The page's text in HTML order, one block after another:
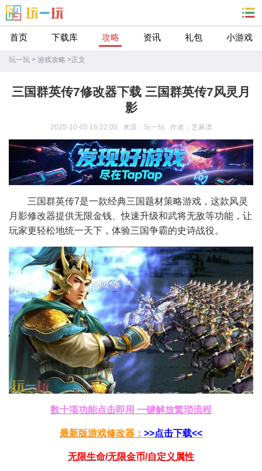
首页 下载库 攻略 资讯 礼包 小游戏
玩一玩 > 游戏攻略 >正文
三国群英传7修改器下载 三国群英传7风灵月
影
2025-10-05 16:22:00 来源：玩一玩 作者：芝麻凛
三国群英传7是一款经典三国题材策略游戏，这款风灵
月影修改器提供无限金钱、快速升级和武将无敌等功能，让
玩家更轻松地统一天下，体验三国争霸的史诗战役。
数十项功能点击即用 一键解放繁琐流程
最新版游戏修改器： >>点击下载<<
无限生命/无限金币/自定义属性